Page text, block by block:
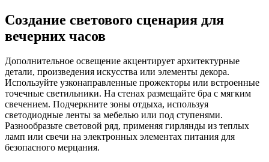
Создание светового сценария для
вечерних часов
Дополнительное освещение акцентирует архитектурные
детали, произведения искусства или элементы декора.
Используйте узконаправленные прожекторы или встроенные
точечные светильники. На стенах размещайте бра с мягким
свечением. Подчеркните зоны отдыха, используя
светодиодные ленты за мебелью или под ступенями.
Разнообразьте световой ряд, применяя гирлянды из теплых
ламп или свечи на электронных элементах питания для
безопасного мерцания.